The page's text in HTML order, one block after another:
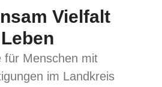
Vielfalt
Leben
für Menschen mit
im Landkreis